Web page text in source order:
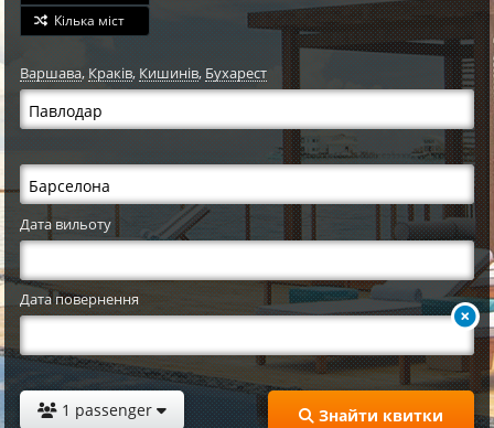
Кілька міст
Варшава,Краків, Кишинів, Бухарест
Дата вильоту
Дата повернення
1 passenger Знайти квитки